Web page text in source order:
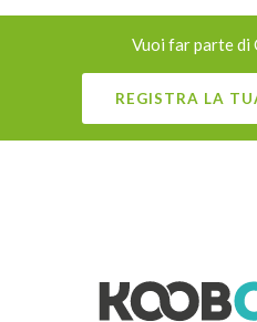
Vuoi far parte di
REGISTRA LA